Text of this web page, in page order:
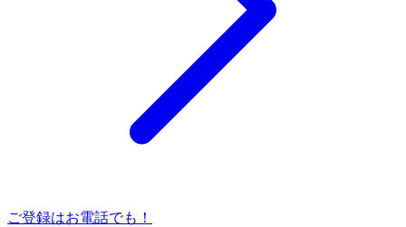
ご登録はお電話でも！